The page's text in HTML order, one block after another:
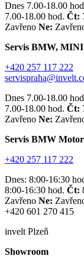
Dnes 7.00-18.00
7.00-18.00 hod. Čt:
Zavřeno Ne:
Servis BMW, MINI
+420 257 117 222
Dnes 7.00-18.00
7.00-18.00 hod. Čt:
Zavřeno Ne:
Servis BMW
+420 257 117 222
Dnes: 8:00-16:30
8:00-16:30 hod. Čt:
Zavřeno Ne:
+420 601 270 415
invelt Plzeň
Showroom